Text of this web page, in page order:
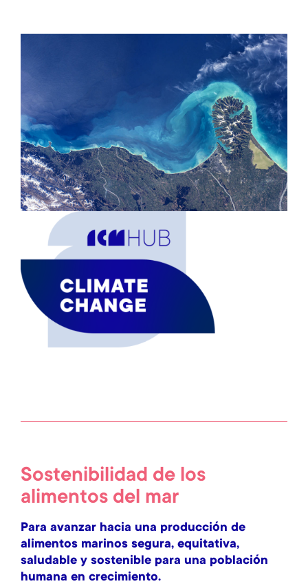
Sostenibilidad de los
alimentos del mar
Para avanzar hacia una producción de
alimentos marinos segura, equitativa,
saludable y sostenible para una población
humana en crecimiento.